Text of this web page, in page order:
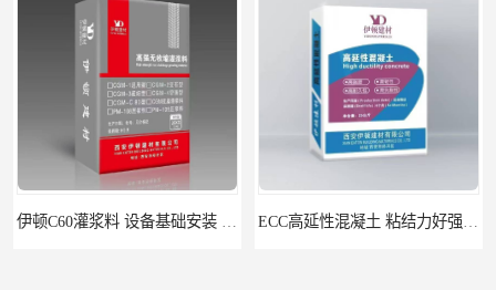
伊顿 水泥路面修补料 路面破损起皮快速修补 2小时通车